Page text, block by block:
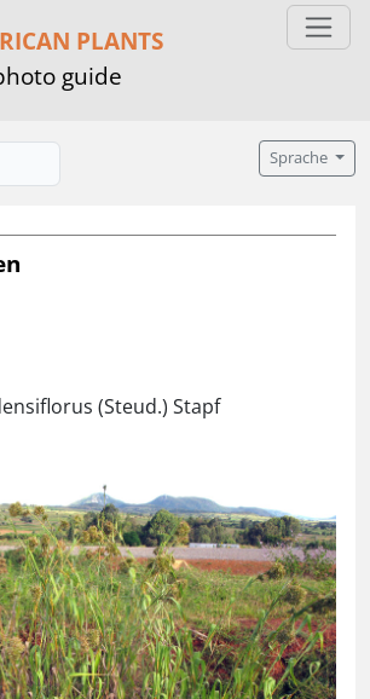
PLANTS
guide
Sprache
(Steud.) Stapf